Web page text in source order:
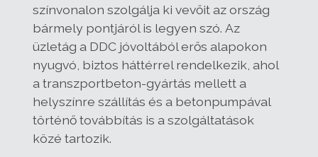
színvonalon szolgálja ki vevőit az ország
bármely pontjáról is legyen szó. Az
üzletág a DDC jóvoltából erős alapokon
nyugvó, biztos háttérrel rendelkezik, ahol
a transzportbeton-gyártás mellett a
helyszínre szállítás és a betonpumpával
történő továbbítás is a szolgáltatások
közé tartozik.